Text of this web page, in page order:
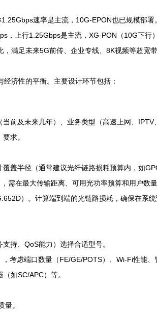
速率是主流，10G-EPON也已规模部署。
上行1.25Gbps是主流，XG-PON（10G下行
满足未来5G前传、企业专线、8K视频等超宽带
济性的平衡。主要设计环节包括：
前及未来几年）、业务类型（高速上网、IPTV
求。
盖半径（通常建议光纤链路损耗预算内，如
需在最大传输距离、可用光功率预算和用户数
）。计算端到端的光链路损耗，确保在系
持、QoS能力）选择合适型号。
考虑端口数量（FE/GE/POTS）、Wi-Fi性能、
如SC/APC）等。
。